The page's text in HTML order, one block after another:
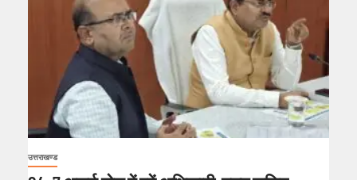
उत्तराखण्ड